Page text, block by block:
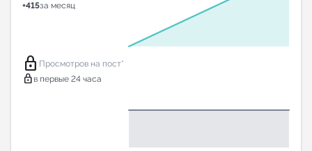
+415за месяц
lock Просмотров на пост*
lock в первые 24 часа